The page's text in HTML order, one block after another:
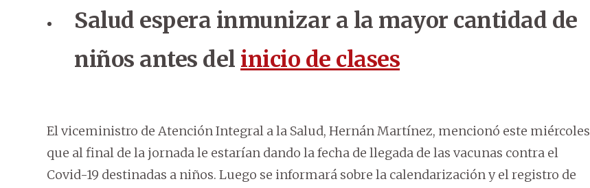
Salud espera inmunizar a la mayor cantidad de
niños antes del inicio de clases
El viceministro de Atención Integral a la Salud, Hernán Martínez, mencionó este miércoles
que al final de la jornada le estarían dando la fecha de llegada de las vacunas contra el
Covid-19 destinadas a niños. Luego se informará sobre la calendarización y el registro de